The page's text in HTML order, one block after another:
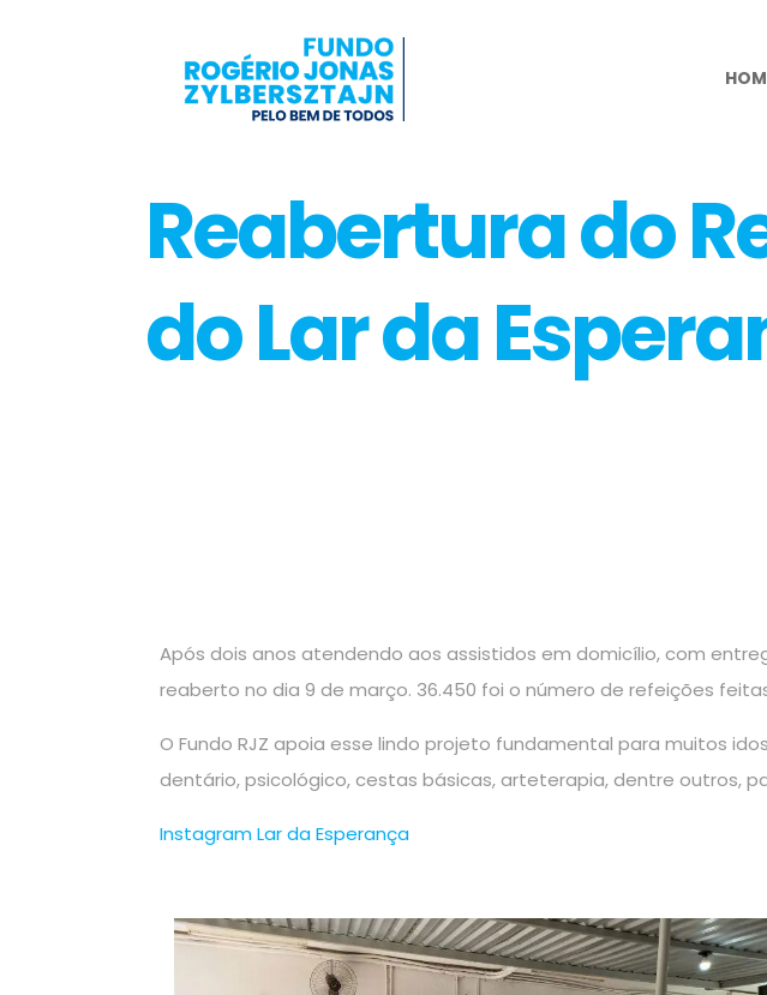
Reabertura do
do Lar da
Após dois anos atendendo aos assistidos em domicílio, com
reaberto no dia 9 de março. 36.450 foi o número de refeições
O Fundo RJZ apoia esse lindo projeto fundamental para muitos
dentário, psicológico, cestas básicas, arteterapia, dentre outros,
Instagram Lar da Esperança